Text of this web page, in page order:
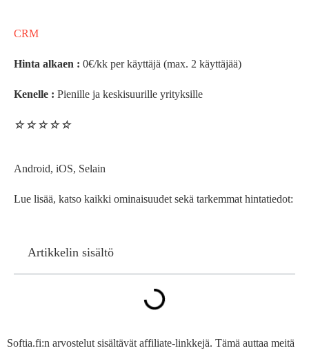
Artikkelin sisältö
CRM
Hinta alkaen : 0€/kk per käyttäjä (max. 2 käyttäjää)
Kenelle : Pienille ja keskisuurille yrityksille
☆☆☆☆☆
Android, iOS, Selain
Lue lisää, katso kaikki ominaisuudet sekä tarkemmat hintatiedot:
Softia.fi:n arvostelut sisältävät affiliate-linkkejä. Tämä auttaa meitä